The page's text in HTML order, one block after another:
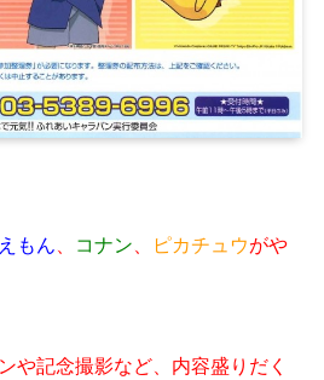
もん コナン ピカチュウがや
や記念撮影など、内容盛りだく